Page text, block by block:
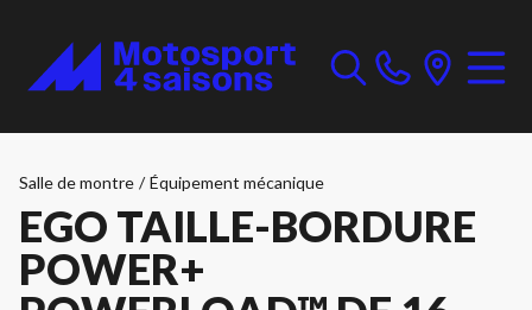
Salle de montre / Équipement mécanique
EGO TAILLE-BORDURE
POWER+